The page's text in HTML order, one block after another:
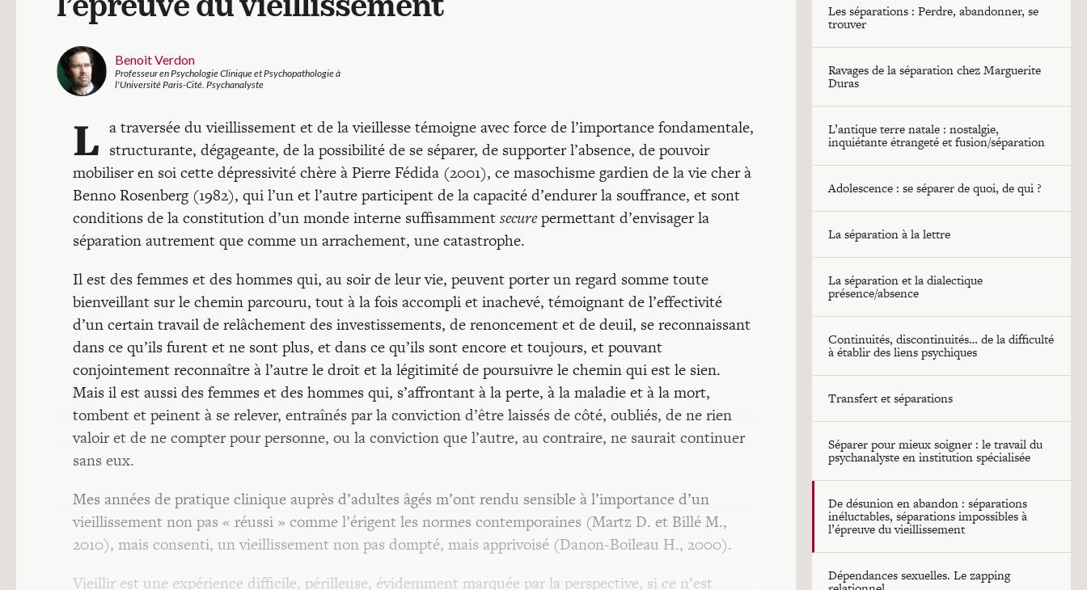
l’épreuve du vieillissement
Benoit Verdon
Professeur en Psychologie Clinique et Psychopathologie à
l'Université Paris-Cité. Psychanalyste
L a traversée du vieillissement et de la vieillesse témoigne avec force de l’importance fondamentale,
structurante, dégageante, de la possibilité de se séparer, de supporter l’absence, de pouvoir
mobiliser en soi cette dépressivité chère à Pierre Fédida (2001), ce masochisme gardien de la vie cher à
Benno Rosenberg (1982), qui l’un et l’autre participent de la capacité d’endurer la souffrance, et sont
conditions de la constitution d’un monde interne suffisammentsecurepermettant d’envisager la
séparation autrement que comme un arrachement, une catastrophe.
Il est des femmes et des hommes qui, au soir de leur vie, peuvent porter un regard somme toute
bienveillant sur le chemin parcouru, tout à la fois accompli et inachevé, témoignant de l’effectivité
d’un certain travail de relâchement des investissements, de renoncement et de deuil, se reconnaissant
dans ce qu’ils furent et ne sont plus, et dans ce qu’ils sont encore et toujours, et pouvant
conjointement reconnaître à l’autre le droit et la légitimité de poursuivre le chemin qui est le sien.
Mais il est aussi des femmes et des hommes qui, s’affrontant à la perte, à la maladie et à la mort,
tombent et peinent à se relever, entraînés par la conviction d’être laissés de côté, oubliés, de ne rien
valoir et de ne compter pour personne, ou la conviction que l’autre, au contraire, ne saurait continuer
sans eux.
Mes années de pratique clinique auprès d’adultes âgés m’ont rendu sensible à l’importance d’un
vieillissement non pas « réussi » comme l’érigent les normes contemporaines (Martz D. et Billé M.,
2010), mais consenti, un vieillissement non pas dompté, mais apprivoisé (Danon-Boileau H., 2000).
Vieillir est une expérience difficile, périlleuse, évidemment marquée par la perspective, si ce n’est
Les séparations : Perdre, abandonner, se
trouver
Ravages de la séparation chez Marguerite
Duras
L’antique terre natale : nostalgie,
inquiétante étrangeté et fusion/séparation
Adolescence : se séparer de quoi, de qui ?
La séparation à la lettre
La séparation et la dialectique
présence/absence
Continuités, discontinuités… de la difficulté
à établir des liens psychiques
Transfert et séparations
Séparer pour mieux soigner : le travail du
psychanalyste en institution spécialisée
De désunion en abandon : séparations
inéluctables, séparations impossibles à
l’épreuve du vieillissement
Dépendances sexuelles. Le zapping